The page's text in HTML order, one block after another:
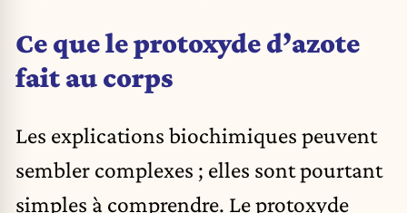
Ce que le protoxyde d’azote
fait au corps
Les explications biochimiques peuvent
sembler complexes ; elles sont pourtant
simples à comprendre. Le protoxyde